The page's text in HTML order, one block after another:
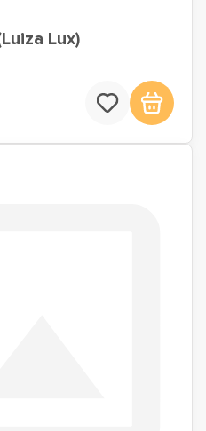
Lux)